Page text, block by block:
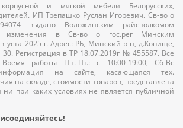
корпусной и мягкой мебели Белорусских,
ИП Трепашко Руслан Игоревич. Св-во о
выдано Воложинским райсполкомом
изменения в Св-во о гос.рег Минским
2025 г. Адрес: РБ, Минский р-н, д.Копище,
30. Регистрация в ТР 18.07.2019г № 455587. Все
работы Пн.-Пт.: с 10:00-19:00, Сб-Вс
на сайте, касающаяся тех.
на складе, стоимости товаров, представлена
при каких условиях не является публичной